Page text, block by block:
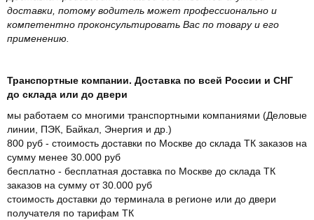
доставки, потому водитель может профессионально и
компетентно проконсультировать Вас по товару и его
применению.
Транспортные компании. Доставка по всей России и СНГ
до склада или до двери
мы работаем со многими транспортными компаниями (Деловые
линии, ПЭК, Байкал, Энергия и др.)
800 руб - стоимость доставки по Москве до склада ТК заказов на
сумму менее 30.000 руб
бесплатно - бесплатная доставка по Москве до склада ТК
заказов на сумму от 30.000 руб
стоимость доставки до терминала в регионе или до двери
получателя по тарифам ТК